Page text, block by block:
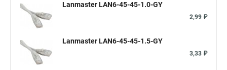
Lanmaster LAN6-45-45-1.0-GY
2,99 ₽
Lanmaster LAN6-45-45-1.5-GY
3,33 ₽